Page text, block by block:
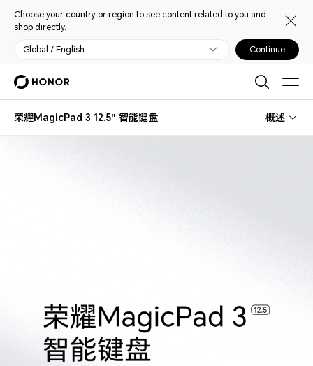
Choose your country or region to see content related to you and
shop directly.
Global / English Continue
荣耀MagicPad 3 12.5" 智能键盘 概述